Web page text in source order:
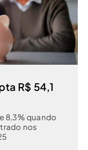
R$ 54,1
8,3% quando
nos